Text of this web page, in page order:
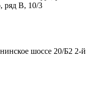
ряд В, 10/3
шоссе 20/Б2 2-й